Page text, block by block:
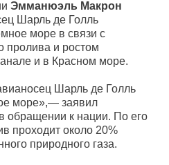
Эмманюэль Макрон
Шарль де Голль
море в связи с
пролива и ростом
и в Красном море.
Шарль де Голль
море»,— заявил
обращении к нации. По его
проходит около 20%
природного газа.